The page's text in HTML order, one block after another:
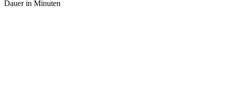
Dauer in Minuten